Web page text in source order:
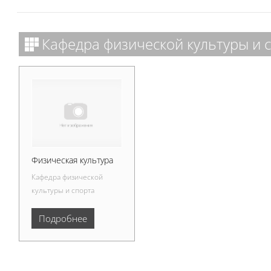
Кафедра физической культуры и
Физическая культура
Кафедра физической
культуры и спорта
Подробнее